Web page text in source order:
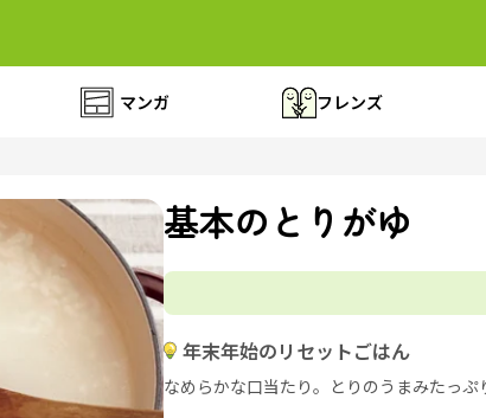
マンガ フレンズ
基本のとりがゆ
年末年始のリセットごはん
なめらかな口当たり。とりのうまみたっぷ